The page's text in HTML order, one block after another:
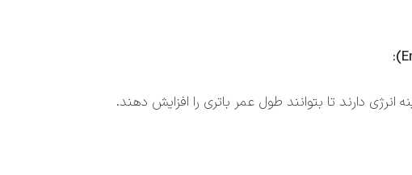
دارند تا بتوانند طول عمر باتری را افزایش دهند.